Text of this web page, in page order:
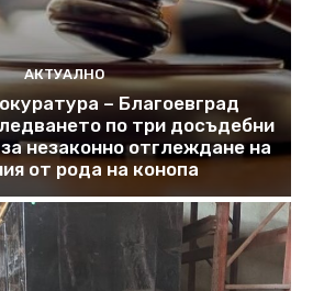
АКТУАЛНО
– Благоевград
по три досъдебни
незаконно отглеждане на
от рода на конопа